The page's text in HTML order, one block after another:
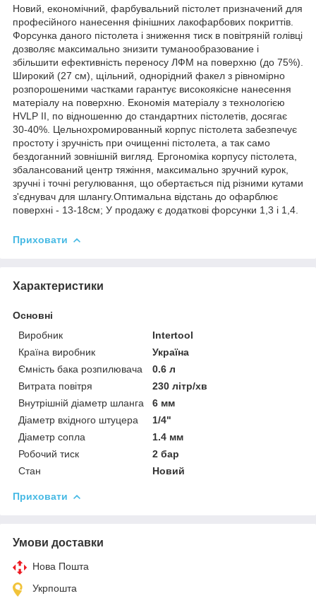
Новий, економічний, фарбувальний пістолет призначений для
професійного нанесення фінішних лакофарбових покриттів.
Форсунка даного пістолета і зниження тиск в повітряній голівці
дозволяє максимально знизити туманообразование і
збільшити ефективність переносу ЛФМ на поверхню (до 75%).
Широкий (27 см), щільний, однорідний факел з рівномірно
розпорошеними частками гарантує високоякісне нанесення
матеріалу на поверхню. Економія матеріалу з технологією
HVLP II, по відношенню до стандартних пістолетів, досягає
30-40%. Цельнохромированный корпус пістолета забезпечує
простоту і зручність при очищенні пістолета, а так само
бездоганний зовнішній вигляд. Ергономіка корпусу пістолета,
збалансований центр тяжіння, максимально зручний курок,
зручні і точні регулювання, що обертається під різними кутами
з'єднувач для шлангу.Оптимальна відстань до офарблює
поверхні - 13-18см; У продажу є додаткові форсунки 1,3 і 1,4.
Приховати
Характеристики
Основні
Виробник
Intertool
Країна виробник
Україна
Ємність бака розпилювача
0.6 л
Витрата повітря
230 літр/хв
Внутрішній діаметр шланга
6 мм
Діаметр вхідного штуцера
1/4"
Діаметр сопла
1.4 мм
Робочий тиск
2 бар
Стан
Новий
Приховати
Умови доставки
Нова Пошта
Укрпошта